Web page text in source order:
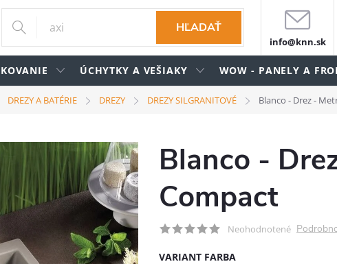
HĽADAŤ
info@knn.sk
ÚCHYTKY A VEŠIAKY WOW - PANELY A
DREZY A BATÉRIE DREZY DREZY SILGRANITOVÉ Blanco - Drez -
Blanco -
Compact
Neohodnotené
VARIANT FARBA